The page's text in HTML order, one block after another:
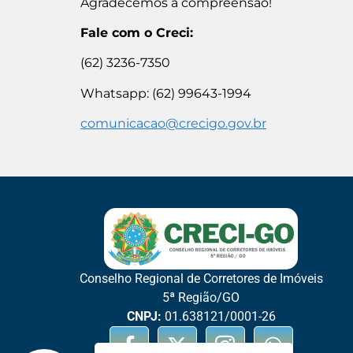
Fale com o Creci:
(62) 3236-7350
Whatsapp: (62) 99643-1994
comunicacao@crecigo.gov.br
Conselho Regional de Corretores de Imóveis
5ª Região/GO
CNPJ: 01.638121/0001-26